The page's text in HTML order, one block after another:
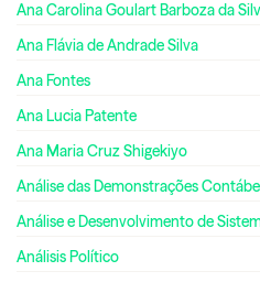
Ana Carolina Goulart Barboza da
Ana Flávia de Andrade Silva
Ana Fontes
Ana Lucia Patente
Ana Maria Cruz Shigekiyo
Análise das Demonstrações
Análise e Desenvolvimento de
Análisis Político